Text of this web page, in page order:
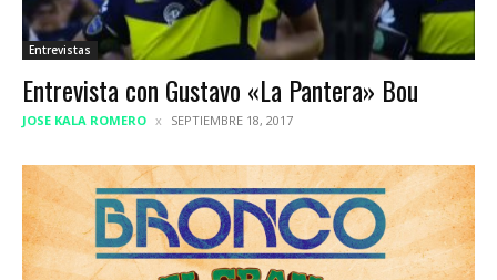
Entrevistas
Entrevista con Gustavo «La Pantera» Bou
JOSE KALA ROMERO SEPTIEMBRE 18, 2017